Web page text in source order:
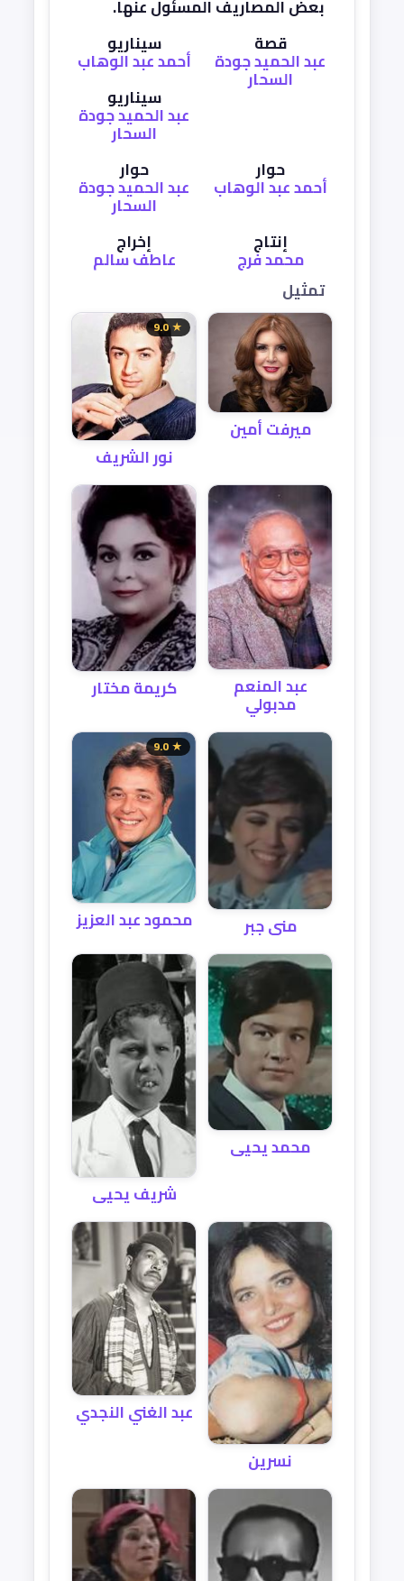
بعض المصاريف المسئول عنها.
قصة
عبد الحميد جودة
السحار
سيناريو
أحمد عبد الوهاب
سيناريو
عبد الحميد جودة
السحار
حوار
أحمد عبد الوهاب
حوار
عبد الحميد جودة
السحار
إنتاج
محمد فرج
إخراج
عاطف سالم
تمثيل
ميرفت أمين
★ 9.0
نور الشريف
عبد المنعم
مدبولي
كريمة مختار
منى جبر
★ 9.0
محمود عبد العزيز
محمد يحيى
شريف يحيى
نسرين
عبد الغني النجدي